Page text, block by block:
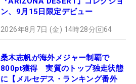
ン、9月15日限定デビュー
2026年8月7日 (金) 14時28分 64
桑木志帆が海外メジャー制覇で
800pt獲得 実質のトップ独走状態
に【メルセデス・ランキング番外